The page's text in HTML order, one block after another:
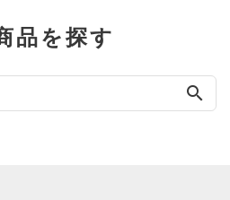
品を探す
search